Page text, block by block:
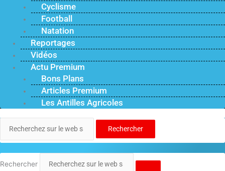
Cyclisme
Football
Natation
Reportages
Vidéos
Actu Premium
Bons Plans
Articles Premium
Les Antilles Agricoles
Rechercher
Rechercher